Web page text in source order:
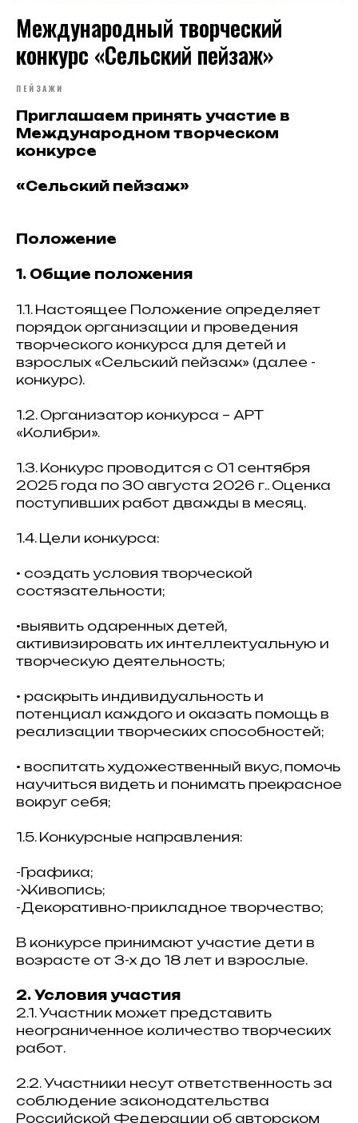
Международный творческий
конкурс «Сельский пейзаж»
ПЕЙЗАЖИ
Приглашаем принять участие в
Международном творческом
конкурсе
«Сельский пейзаж»
Положение
1. Общие положения
1.1. Настоящее Положение определяет
порядок организации и проведения
творческого конкурса для детей и
взрослых «Сельский пейзаж» (далее -
конкурс).
1.2. Организатор конкурса – АРТ
«Колибри».
1.3. Конкурс проводится с 01 сентября
2025 года по 30 августа 2026 г.. Оценка
поступивших работ дважды в месяц.
1.4. Цели конкурса:
• создать условия творческой
состязательности;
•выявить одаренных детей,
активизировать их интеллектуальную и
творческую деятельность;
• раскрыть индивидуальность и
потенциал каждого и оказать помощь в
реализации творческих способностей;
• воспитать художественный вкус, помочь
научиться видеть и понимать прекрасное
вокруг себя;
1.5. Конкурсные направления:
-Графика;
-Живопись;
-Декоративно-прикладное творчество;
В конкурсе принимают участие дети в
возрасте от 3-х до 18 лет и взрослые.
2. Условия участия
2.1. Участник может представить
неограниченное количество творческих
работ.
2.2. Участники несут ответственность за
соблюдение законодательства
Российской Федерации об авторском